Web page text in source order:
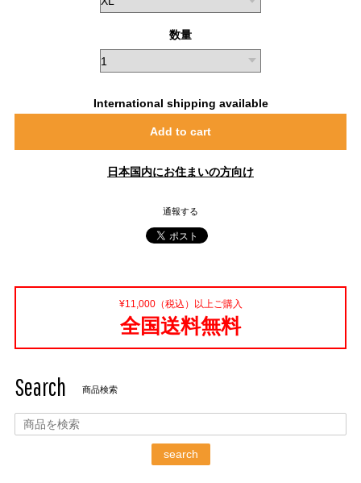
数量
International shipping available
Add to cart
日本国内にお住まいの方向け
通報する
¥11,000（税込）以上ご購入
全国送料無料
Search 商品検索
search